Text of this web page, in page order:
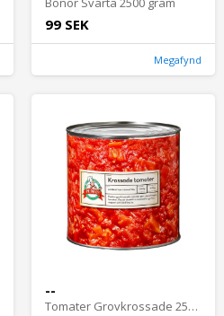
99 SEK
Megafynd
--
Tomater Grovkrossade 2500 Gram